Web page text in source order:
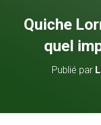
Quiche
quel
Publié par